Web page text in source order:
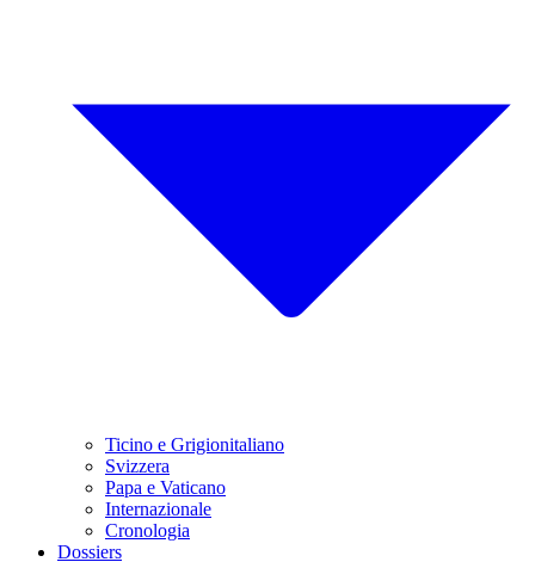
Ticino e Grigionitaliano
Svizzera
Papa e Vaticano
Internazionale
Cronologia
Dossiers